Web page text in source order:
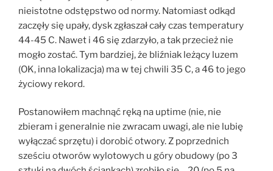
nieistotne odstępstwo od normy. Natomiast odkąd
zaczęły się upały, dysk zgłaszał cały czas temperatury
44-45 C. Nawet i 46 się zdarzyło, a tak przecież nie
mogło zostać. Tym bardziej, że bliźniak leżący luzem
(OK, inna lokalizacja) ma w tej chwili 35 C, a 46 to jego
życiowy rekord.
Postanowiłem machnąć ręką na uptime (nie, nie
zbieram i generalnie nie zwracam uwagi, ale nie lubię
wyłączać sprzętu) i dorobić otwory. Z poprzednich
sześciu otworów wylotowych u góry obudowy (po 3